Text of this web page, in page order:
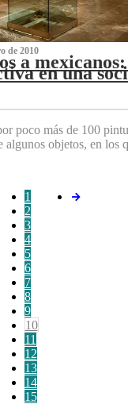
de 2010
a
en una
poco más de 100
algunos objetos, en los
1
2
3
4
5
6
7
8
9
10
11
12
13
14
15